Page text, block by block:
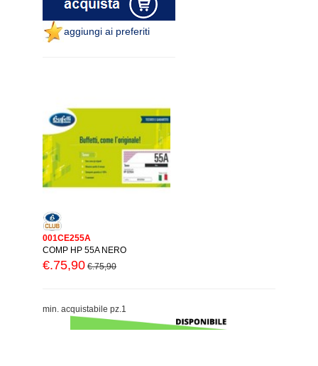
aggiungi ai preferiti
001CE255A
COMP HP 55A NERO
€.75,90 €.75,90
min. acquistabile pz.1